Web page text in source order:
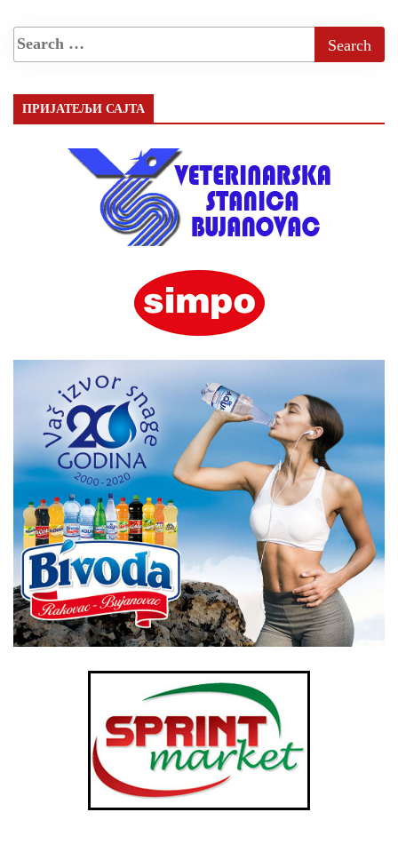
ПРИЈАТЕЉИ САЈТА